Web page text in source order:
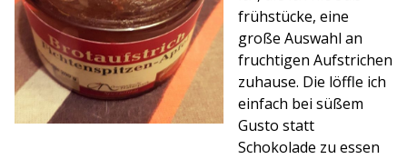
frühstücke, eine
große Auswahl an
fruchtigen Aufstrichen
zuhause. Die löffle ich
einfach bei süßem
Gusto statt
Schokolade zu essen